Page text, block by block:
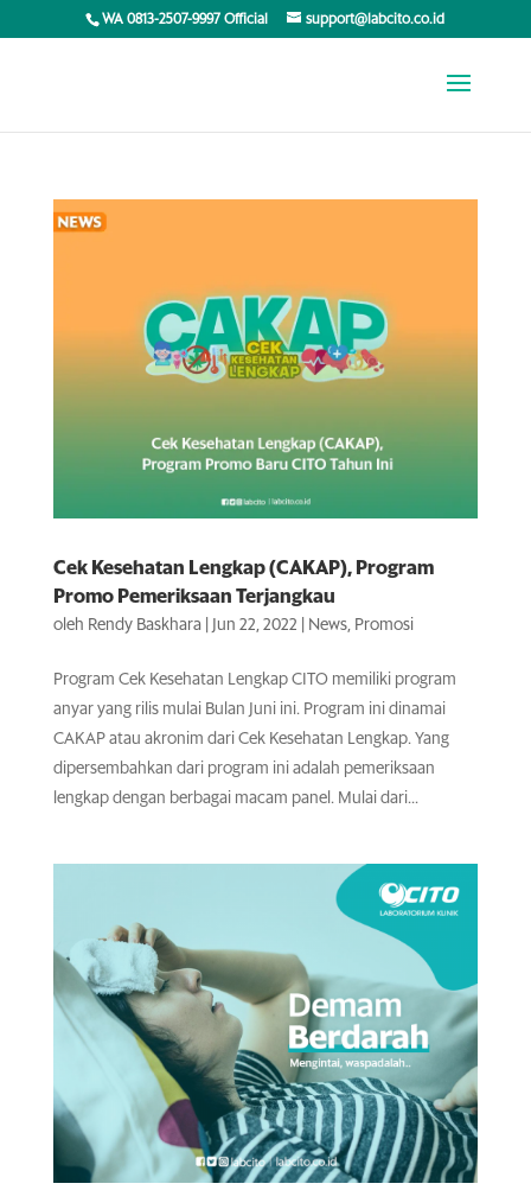
WA 0813-2507-9997 Official support@labcito.co.id
Cek Kesehatan Lengkap (CAKAP), Program
Promo Pemeriksaan Terjangkau
oleh Rendy Baskhara| Jun 22, 2022 News, Promosi
Program Cek Kesehatan Lengkap CITO memiliki program
anyar yang rilis mulai Bulan Juni ini. Program ini dinamai
CAKAP atau akronim dari Cek Kesehatan Lengkap. Yang
dipersembahkan dari program ini adalah pemeriksaan
lengkap dengan berbagai macam panel. Mulai dari...